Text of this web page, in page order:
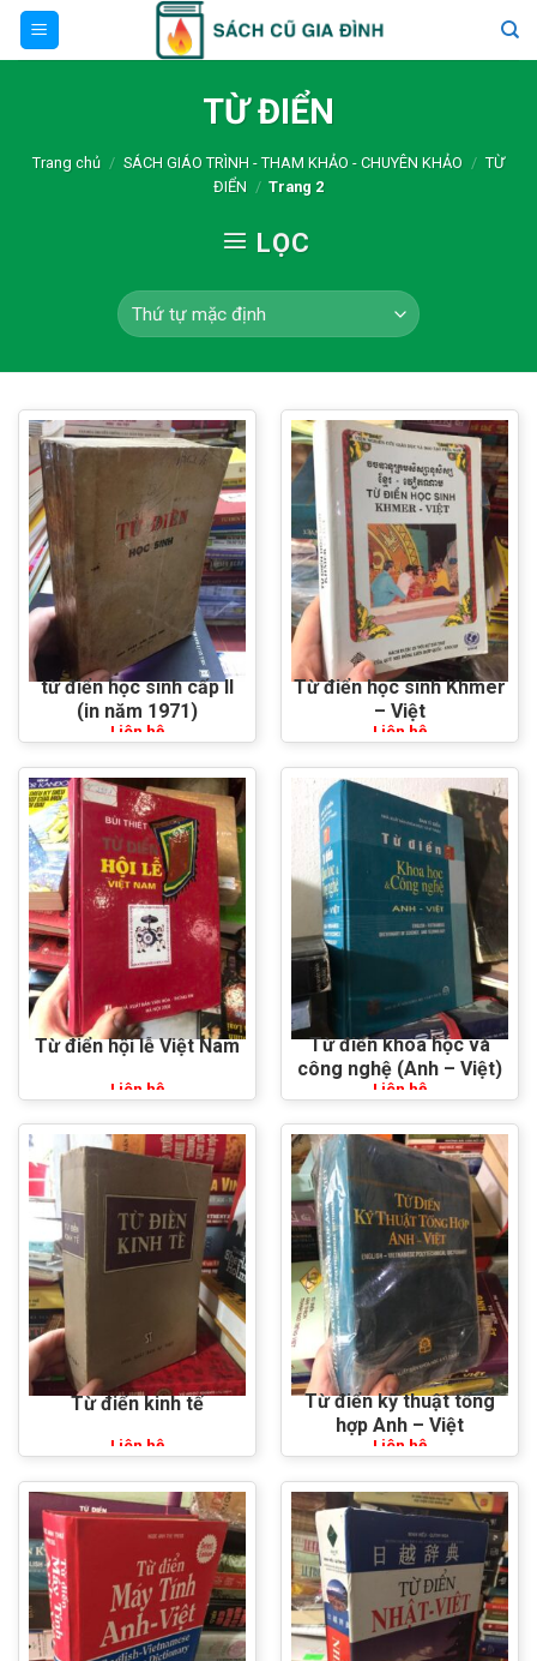
Skip
TỪ ĐIỂN
Trang chủ / SÁCH GIÁO TRÌNH - THAM KHẢO - CHUYÊN KHẢO / TỪ
ĐIỂN / Trang 2
LỌC
từ điển học sinh cấp II
(in năm 1971)
Liên hệ
Từ điển học sinh Khmer
– Việt
Liên hệ
Từ điển hội lễ Việt Nam
Liên hệ
Từ điển khoa học và
công nghệ (Anh – Việt)
Liên hệ
Từ điển kinh tế
Liên hệ
Từ điển kỹ thuật tổng
hợp Anh – Việt
Liên hệ